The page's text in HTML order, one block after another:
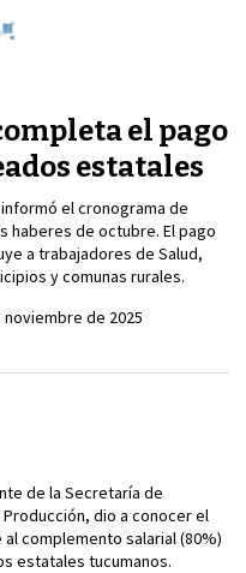
el pago
estatales
el cronograma de
haberes de octubre. El pago
a trabajadores de Salud,
y comunas rurales.
noviembre de 2025
de la Secretaría de
dio a conocer el
complemento salarial (80%)
estatales tucumanos.